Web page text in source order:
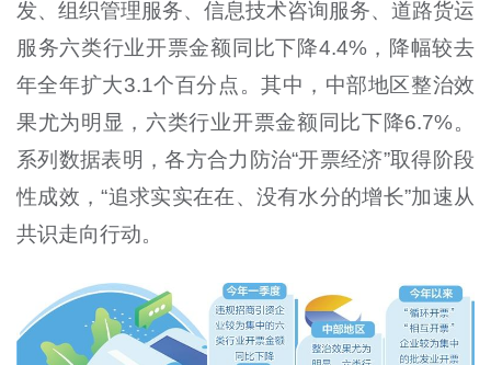
发、组织管理服务、信息技术咨询服务、道路货运
服务六类行业开票金额同比下降4.4%，降幅较去
年全年扩大3.1个百分点。其中，中部地区整治效
果尤为明显，六类行业开票金额同比下降6.7%。
系列数据表明，各方合力防治“开票经济”取得阶段
性成效，“追求实实在在、没有水分的增长”加速从
共识走向行动。